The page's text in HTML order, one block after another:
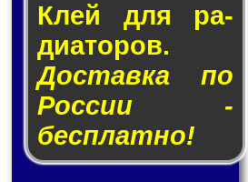
Клей для ра­
ди­а­то­ров.
Доставка по
России -
бесплатно!